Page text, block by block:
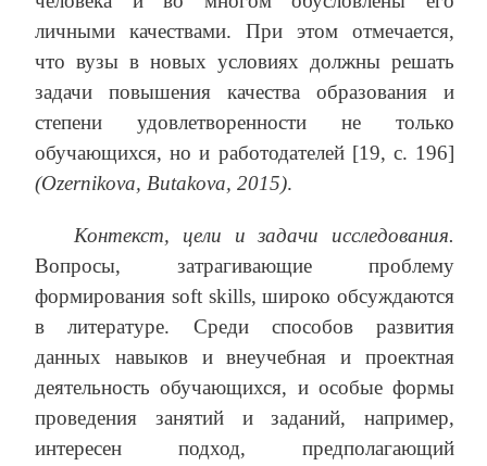
личными качествами. При этом отмечается,
что вузы в новых условиях должны решать
задачи повышения качества образования и
степени удовлетворенности не только
обучающихся, но и работодателей [19, с. 196]
(Ozernikova, Butakova, 2015).
Контекст, цели и задачи исследования.
Вопросы, затрагивающие проблему
формирования soft skills, широко обсуждаются
в литературе. Среди способов развития
данных навыков и внеучебная и проектная
деятельность обучающихся, и особые формы
проведения занятий и заданий, например,
интересен подход, предполагающий